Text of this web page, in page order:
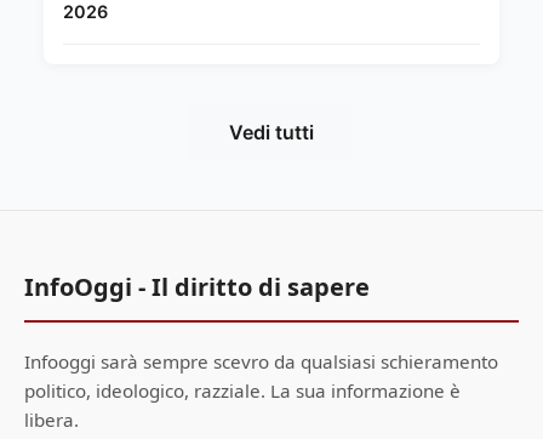
2026
Vedi tutti
InfoOggi - Il diritto di sapere
Infooggi sarà sempre scevro da qualsiasi schieramento
politico, ideologico, razziale. La sua informazione è
libera.